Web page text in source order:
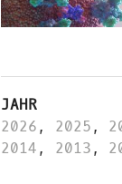
JAHR
2026, 2025,
2014, 2013,